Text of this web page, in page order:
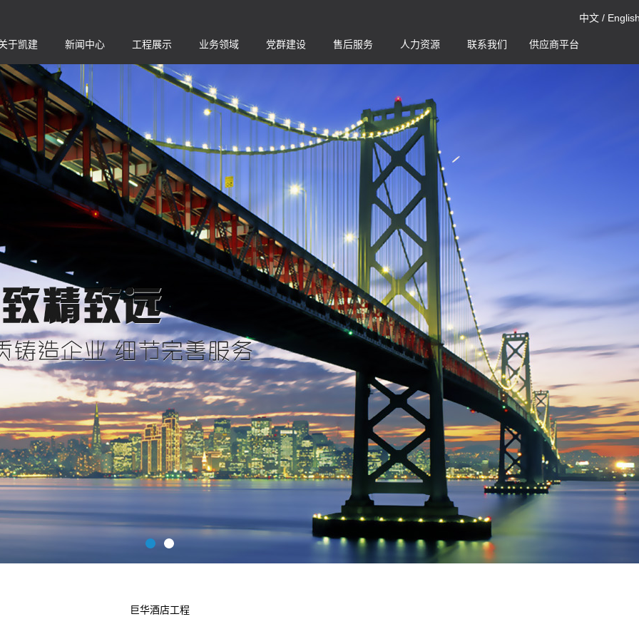
中文 /
于凯建 新闻中心 工程展示 业务领域 党群建设 售后服务 人力资源 联系我们 供应商平台
巨华酒店工程